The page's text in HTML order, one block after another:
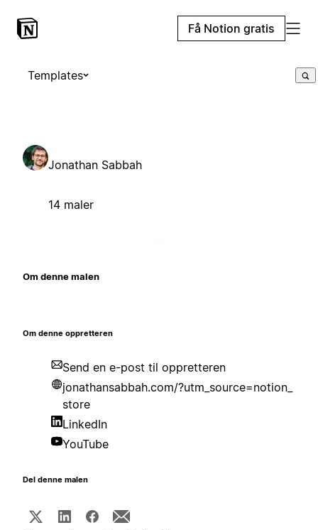
Få Notion gratis
Templates
Jonathan Sabbah
14 maler
Om denne malen
Om denne oppretteren
Send en e-post til oppretteren
jonathansabbah.com/?utm_source=notion_
store
LinkedIn
YouTube
Del denne malen